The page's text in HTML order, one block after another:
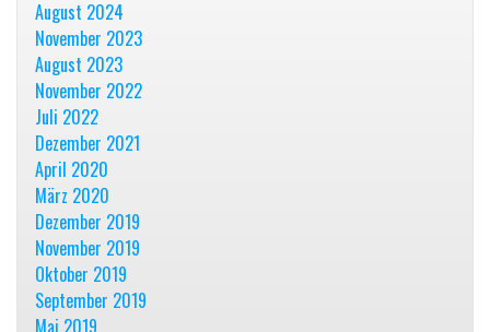
August 2024
November 2023
August 2023
November 2022
Juli 2022
Dezember 2021
April 2020
März 2020
Dezember 2019
November 2019
Oktober 2019
September 2019
Mai 2019